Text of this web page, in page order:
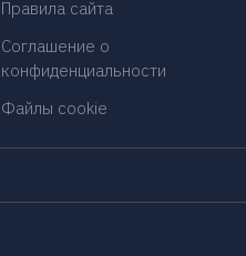
Правила сайта
Соглашение о
конфиденциальности
Файлы cookie